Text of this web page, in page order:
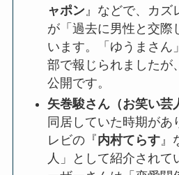
ャポン 』などで、カズ
が「過去に男性と交際
います。「ゆうまさん
部で報じられましたが
公開です。
矢巻駿さん（お笑い芸
同居していた時期があ
レビの『内村てらす』
人」として紹介されて